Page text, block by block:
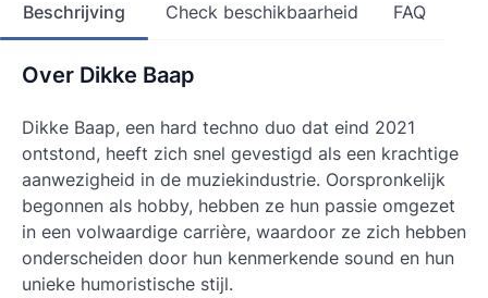
Beschrijving Check beschikbaarheid FAQ
Over Dikke Baap
Dikke Baap, een hard techno duo dat eind 2021
ontstond, heeft zich snel gevestigd als een krachtige
aanwezigheid in de muziekindustrie. Oorspronkelijk
begonnen als hobby, hebben ze hun passie omgezet
in een volwaardige carrière, waardoor ze zich hebben
onderscheiden door hun kenmerkende sound en hun
unieke humoristische stijl.